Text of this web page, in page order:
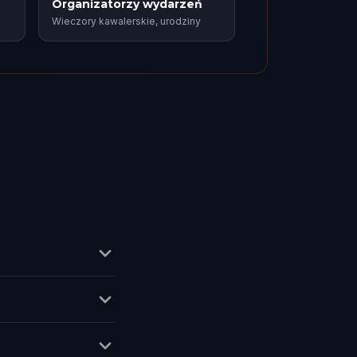
Organizatorzy wydarzeń
Wieczory kawalerskie, urodziny